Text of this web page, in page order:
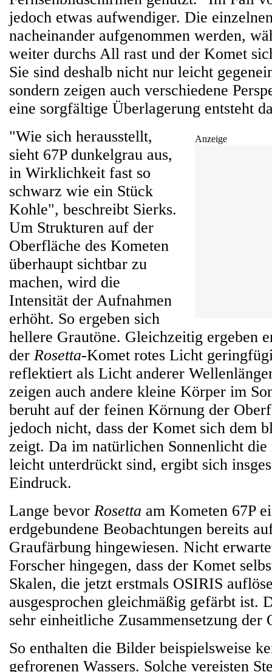
jedoch etwas aufwendiger. Die
nacheinander aufgenommen werden,
weiter durchs All rast und der Komet
Sie sind deshalb nicht nur leicht
sondern zeigen auch verschiedene
eine sorgfältige Überlagerung entsteht
Anzeige
"Wie sich herausstellt,
sieht 67P dunkelgrau aus,
in Wirklichkeit fast so
schwarz wie ein Stück
Kohle", beschreibt Sierks.
Um Strukturen auf der
Oberfläche des Kometen
überhaupt sichtbar zu
machen, wird die
Intensität der Aufnahmen
erhöht. So ergeben sich
hellere Grautöne. Gleichzeitig ergeben
der Rosetta-Komet rotes Licht
reflektiert als Licht anderer
zeigen auch andere kleine Körper im
beruht auf der feinen Körnung der
jedoch nicht, dass der Komet sich dem
zeigt. Da im natürlichen Sonnenlicht
leicht unterdrückt sind, ergibt sich
Eindruck.
Lange bevor Rosetta am Kometen 67P
erdgebundene Beobachtungen bereits
Graufärbung hingewiesen. Nicht
Forscher hingegen, dass der Komet
Skalen, die jetzt erstmals OSIRIS
ausgesprochen gleichmäßig gefärbt ist.
sehr einheitliche Zusammensetzung der
So enthalten die Bilder beispielsweise
gefrorenen Wassers. Solche vereisten